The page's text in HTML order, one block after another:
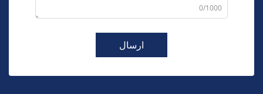
0/1000
ارسال